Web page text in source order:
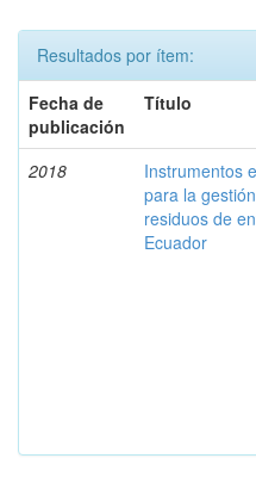
Resultados por ítem:
Fecha de
publicación
Título
2018
Instrumentos
para la
residuos de
Ecuador